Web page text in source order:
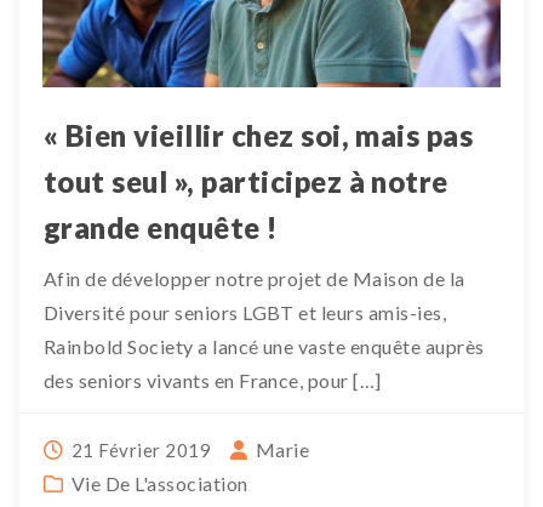
« Bien vieillir chez soi, mais pas
tout seul », participez à notre
grande enquête !
Afin de développer notre projet de Maison de la
Diversité pour seniors LGBT et leurs amis-ies,
Rainbold Society a lancé une vaste enquête auprès
des seniors vivants en France, pour […]
21 Février 2019
Marie
Vie De L'association